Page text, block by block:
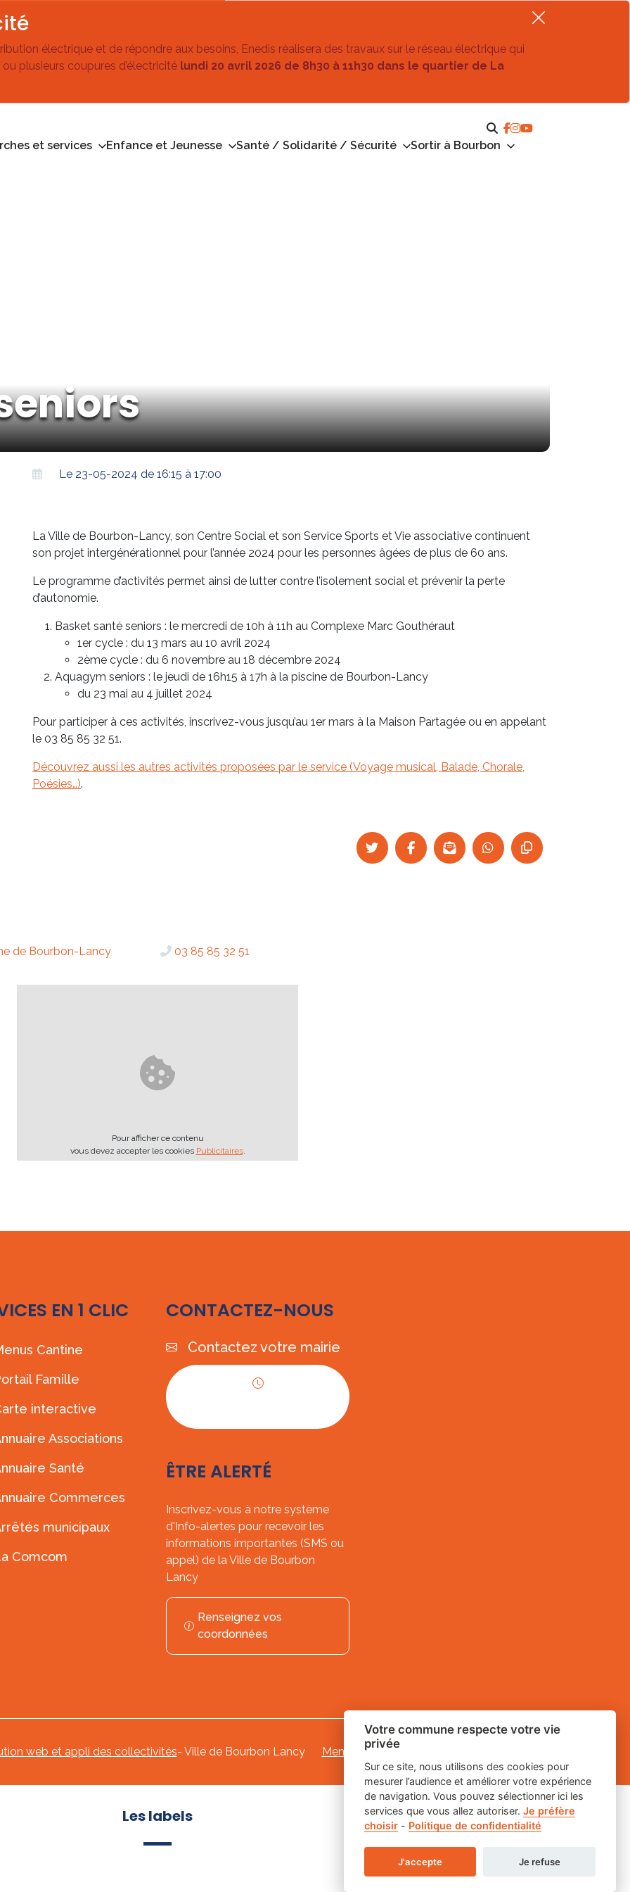
électrique et de répondre aux besoins, Enedis réalisera des travaux sur le réseau électrique qui
plusieurs coupures d’électricité lundi 20 avril 2026 de 8h30 à 11h30 dans le quartier de La
et services Enfance et Jeunesse Santé / Solidarité / Sécurité Sortir à Bourbon
Le 23-05-2024 de 16:15 à 17:00
La Ville de Bourbon-Lancy, son Centre Social et son Service Sports et Vie associative continuent
son projet intergénérationnel pour l’année 2024 pour les personnes âgées de plus de 60 ans.
Le programme d’activités permet ainsi de lutter contre l’isolement social et prévenir la perte
d’autonomie.
Basket santé seniors : le mercredi de 10h à 11h au Complexe Marc Gouthéraut
1er cycle : du 13 mars au 10 avril 2024
2ème cycle : du 6 novembre au 18 décembre 2024
Aquagym seniors : le jeudi de 16h15 à 17h à la piscine de Bourbon-Lancy
du 23 mai au 4 juillet 2024
Pour participer à ces activités, inscrivez-vous jusqu’au 1er mars à la Maison Partagée ou en appelant
le 03 85 85 32 51.
Découvrez aussi les autres activités proposées par le service (Voyage musical, Balade, Chorale,
Poésies…).
de Bourbon-Lancy 03 85 85 32 51
Pour afficher ce contenu
vous devez accepter les cookies Publicitaires.
EN 1 CLIC
Cantine
Famille
interactive
Associations
Santé
Commerces
municipaux
Comcom
CONTACTEZ-NOUS
Contactez votre mairie
ÊTRE ALERTÉ
Inscrivez-vous à notre système
d'Info-alertes pour recevoir les
informations importantes (SMS ou
appel) de la Ville de Bourbon
Lancy
Renseignez vos
coordonnées
web et appli des collectivités- Ville de Bourbon Lancy Mentions légales
Les labels
Votre commune respecte votre vie
privée
Sur ce site, nous utilisons des cookies pour
mesurer l’audience et améliorer votre expérience
de navigation. Vous pouvez sélectionner ici les
services que vous allez autoriser. Je préfère
choisir- Politique de confidentialité
J'accepte Je refuse